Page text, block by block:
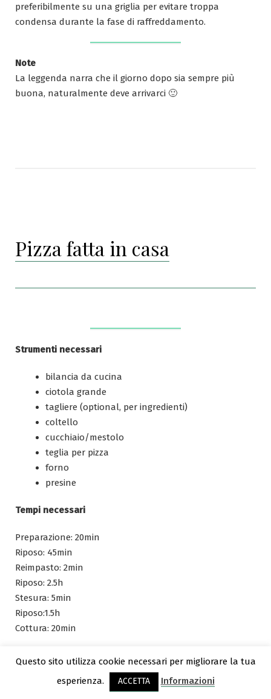
preferibilmente su una griglia per evitare troppa
condensa durante la fase di raffreddamento.
Note
La leggenda narra che il giorno dopo sia sempre più
buona, naturalmente deve arrivarci 🙂
Pizza fatta in casa
Strumenti necessari
bilancia da cucina
ciotola grande
tagliere (optional, per ingredienti)
coltello
cucchiaio/mestolo
teglia per pizza
forno
presine
Tempi necessari
Preparazione: 20min
Riposo: 45min
Reimpasto: 2min
Riposo: 2.5h
Stesura: 5min
Riposo:1.5h
Cottura: 20min
Questo sito utilizza cookie necessari per migliorare la tua
esperienza.
ACCETTA Informazioni